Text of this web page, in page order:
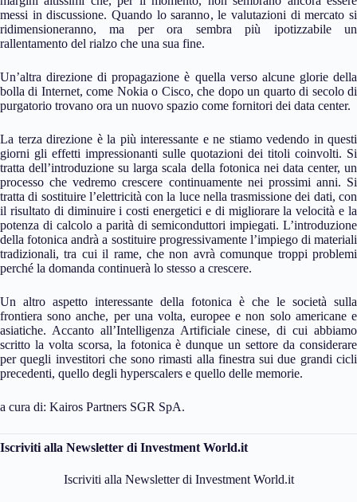
messi in discussione. Quando lo saranno, le valutazioni di mercato si
ridimensioneranno, ma per ora sembra più ipotizzabile un
rallentamento del rialzo che una sua fine.
Un’altra direzione di propagazione è quella verso alcune glorie della
bolla di Internet, come Nokia o Cisco, che dopo un quarto di secolo di
purgatorio trovano ora un nuovo spazio come fornitori dei data center.
La terza direzione è la più interessante e ne stiamo vedendo in questi
giorni gli effetti impressionanti sulle quotazioni dei titoli coinvolti. Si
tratta dell’introduzione su larga scala della fotonica nei data center, un
processo che vedremo crescere continuamente nei prossimi anni. Si
tratta di sostituire l’elettricità con la luce nella trasmissione dei dati, con
il risultato di diminuire i costi energetici e di migliorare la velocità e la
potenza di calcolo a parità di semiconduttori impiegati. L’introduzione
della fotonica andrà a sostituire progressivamente l’impiego di materiali
tradizionali, tra cui il rame, che non avrà comunque troppi problemi
perché la domanda continuerà lo stesso a crescere.
Un altro aspetto interessante della fotonica è che le società sulla
frontiera sono anche, per una volta, europee e non solo americane e
asiatiche. Accanto all’Intelligenza Artificiale cinese, di cui abbiamo
scritto la volta scorsa, la fotonica è dunque un settore da considerare
per quegli investitori che sono rimasti alla finestra sui due grandi cicli
precedenti, quello degli hyperscalers e quello delle memorie.
a cura di: Kairos Partners SGR SpA.
Iscriviti alla Newsletter di Investment World.it
Iscriviti alla Newsletter di Investment World.it